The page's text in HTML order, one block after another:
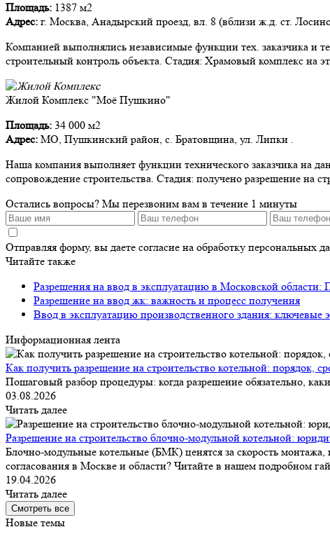
Площадь: 1387 м2
Адрес: г. Москва, Анадырский проезд, вл. 8 (вблизи ж.д. ст.
Компанией выполнялись независимые функции тех. заказчика и
строительный контроль объекта. Стадия: Храмовый комплекс на
Жилой Комплекс "Моё Пушкино"
Площадь: 34 000 м2
Адрес: МО, Пушкинский район, с. Братовщина, ул. Липки .
Наша компания выполняет функции технического заказчика на
сопровождение строительства. Стадия: получено разрешение на
Остались вопросы? Мы перезвоним вам в течение 1 минуты
Отправляя форму, вы даете согласие на обработку персональных
Читайте также
Разрешения на ввод в эксплуатацию в Московской
Разрешение на ввод жк: важность и процесс получения
Ввод в эксплуатацию производственного здания: ключевые
Информационная лента
Как получить разрешение на строительство котельной: порядок,
Пошаговый разбор процедуры: когда разрешение обязательно,
03.08.2026
Читать далее
Разрешение на строительство блочно-модульной котельной:
Блочно-модульные котельные (БМК) ценятся за скорость
согласования в Москве и области? Читайте в нашем подробном
19.04.2026
Читать далее
Смотреть все
Новые темы